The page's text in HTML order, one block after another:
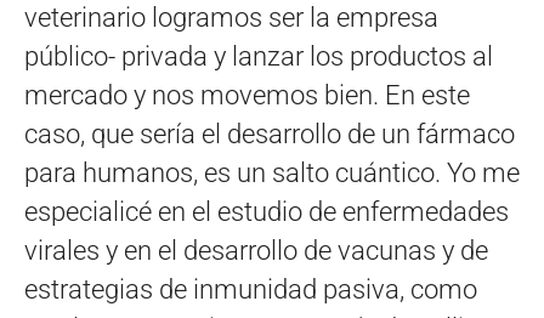
veterinario logramos ser la empresa
público- privada y lanzar los productos al
mercado y nos movemos bien. En este
caso, que sería el desarrollo de un fármaco
para humanos, es un salto cuántico. Yo me
especialicé en el estudio de enfermedades
virales y en el desarrollo de vacunas y de
estrategias de inmunidad pasiva, como